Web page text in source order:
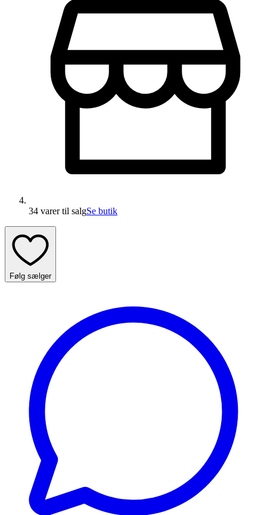
34 varertil salgSe butik
Følg sælger